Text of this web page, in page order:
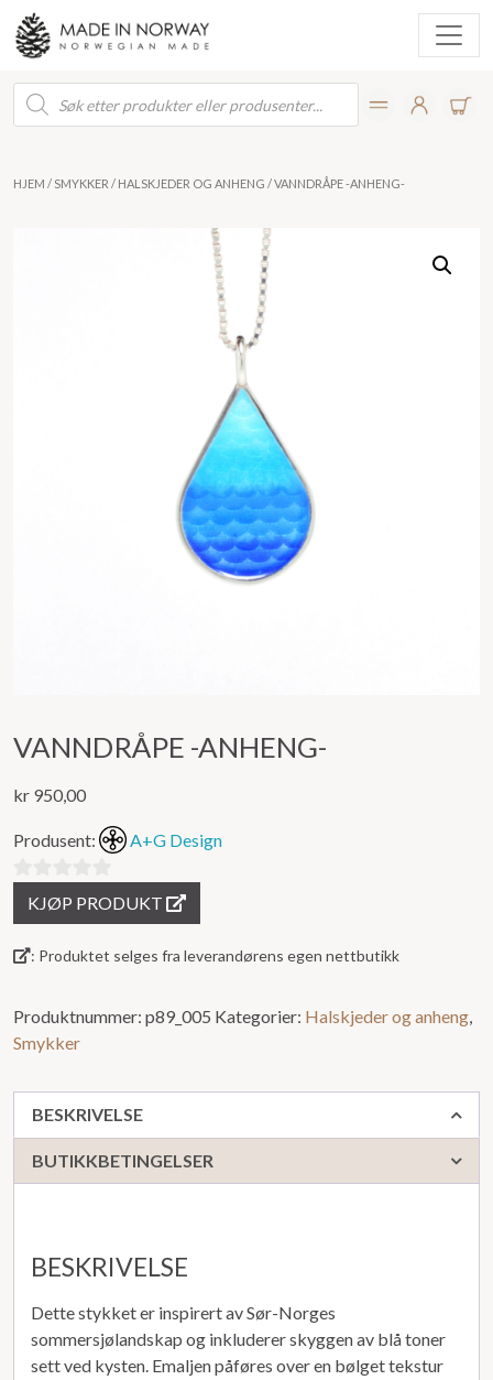
Products
search
HJEM / SMYKKER / HALSKJEDER OG ANHENG / VANNDRÅPE -ANHENG-
VANNDRÅPE -ANHENG-
kr 950,00
Produsent: A+G Design
ut
av
KJØP PRODUKT
: Produktet selges fra leverandørens egen nettbutikk
Produktnummer: p89_005 Kategorier: Halskjeder og anheng,
Smykker
BESKRIVELSE
BUTIKKBETINGELSER
BESKRIVELSE
Dette stykket er inspirert av Sør-Norges
sommersjølandskap og inkluderer skyggen av blå toner
sett ved kysten. Emaljen påføres over en bølget tekstur